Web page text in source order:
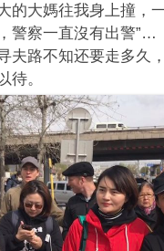
的大媽往我身上撞，
警察一直沒有出警”…
夫路不知还要走多久
待。